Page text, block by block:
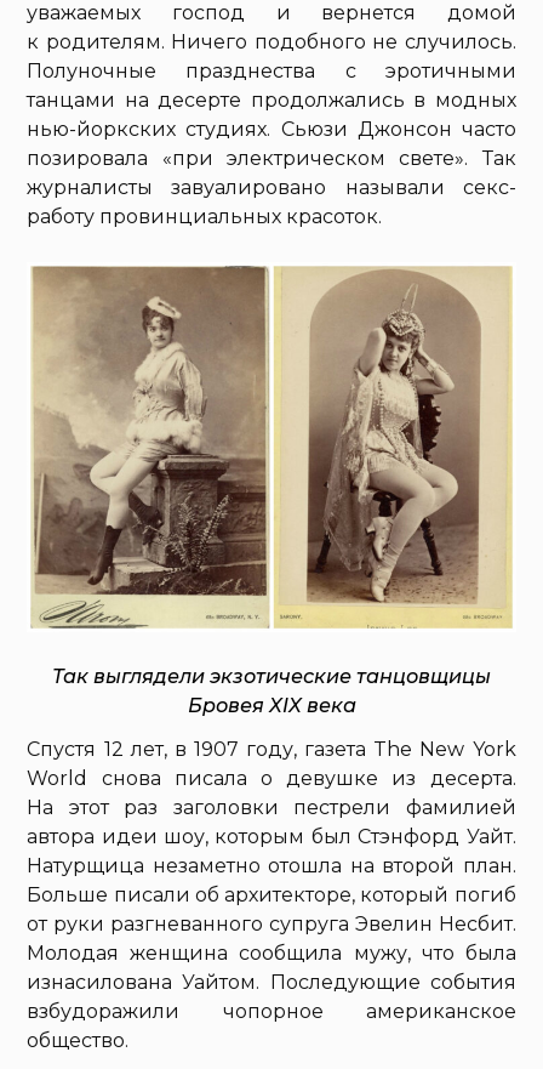
уважаемых господ и вернется домой
к родителям. Ничего подобного не случилось.
Полуночные празднества с эротичными
танцами на десерте продолжались в модных
нью-йоркских студиях. Сьюзи Джонсон часто
позировала «при электрическом свете». Так
журналисты завуалировано называли секс-
работу провинциальных красоток.
Так выглядели экзотические танцовщицы
Бровея XIX века
Спустя 12 лет, в 1907 году, газета The New York
World снова писала о девушке из десерта.
На этот раз заголовки пестрели фамилией
автора идеи шоу, которым был Стэнфорд Уайт.
Натурщица незаметно отошла на второй план.
Больше писали об архитекторе, который погиб
от руки разгневанного супруга Эвелин Несбит.
Молодая женщина сообщила мужу, что была
изнасилована Уайтом. Последующие события
взбудоражили чопорное американское
общество.